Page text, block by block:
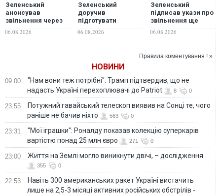
Зеленський
анонсував
звільнення через
в Марганці
06.08.2026
Зеленський
доручив
підготувати
санкційну
06.08.2026
Зеленський
підписав укази про
звільнення ще
06.08.2026
Правила коментування ! »
НОВИНИ
09:00
"Нам вони теж потрібні": Трамп підтвердив, що не
надасть Україні перехоплювачі до Patriot
8 0
23:55
Потужний гавайський телескоп виявив на Сонці те, чого
раніше не бачив ніхто
563 0
23:31
"Мої іграшки": Роналду показав колекцію суперкарів
вартістю понад 25 млн євро
271 0
23:00 Життя на Землі могло виникнути двічі, – дослідження
355 0
22:53
Навіть 300 американських ракет Україні вистачить
лише на 2,5-3 місяці активних російських обстрілів -